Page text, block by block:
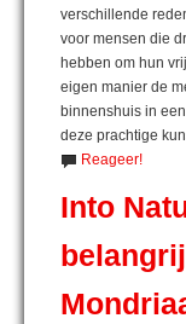
verschillende
voor mensen die
hebben om hun
eigen manier de
binnenshuis in
deze prachtige
Reageer!
Into